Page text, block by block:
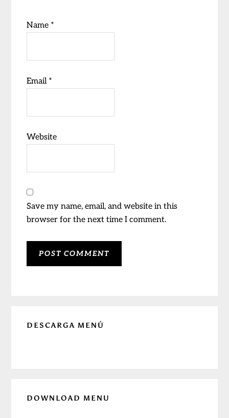
Name *
Email *
Website
Save my name, email, and website in this
browser for the next time I comment.
Sidebar
DESCARGA MENÚ
DOWNLOAD MENU